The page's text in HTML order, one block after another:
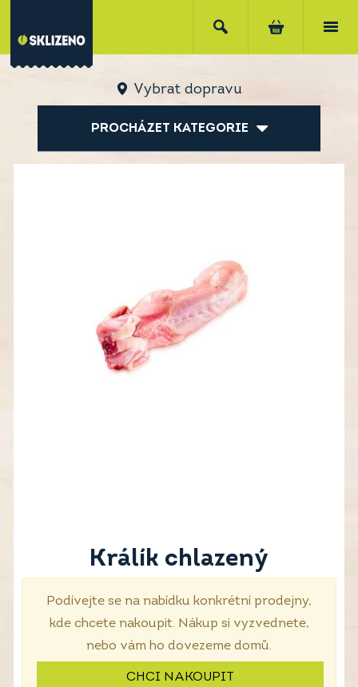
Vybrat dopravu
PROCHÁZET KATEGORIE
Králík chlazený
Podívejte se na nabídku konkrétní prodejny,
kde chcete nakoupit. Nákup si vyzvednete,
nebo vám ho dovezeme domů.
CHCI NAKOUPIT